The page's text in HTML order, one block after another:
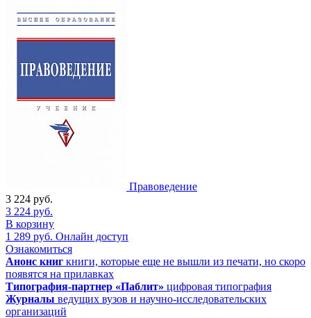
Правоведение
3 224 руб.
3 224 руб.
В корзину
1 289 руб. Онлайн доступ
Ознакомиться
Анонс книг книги, которые еще не вышли из печати, но скоро
появятся на прилавках
Типография-партнер «Паблит» цифровая типография
Журналы ведущих вузов и научно-исследовательских
организаций